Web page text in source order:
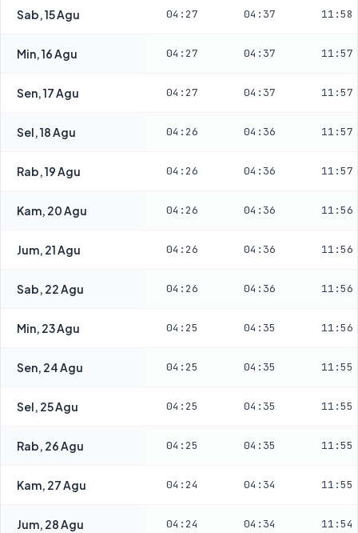
Sab, 15 Agu 04:27 04:37 11:58
Min, 16 Agu 04:27 04:37 11:57
Sen, 17 Agu 04:27 04:37 11:57
Sel, 18 Agu 04:26 04:36 11:57
Rab, 19 Agu 04:26 04:36 11:57
Kam, 20 Agu 04:26 04:36 11:56
Jum, 21 Agu 04:26 04:36 11:56
Sab, 22 Agu 04:26 04:36 11:56
Min, 23 Agu 04:25 04:35 11:56
Sen, 24 Agu 04:25 04:35 11:55
Sel, 25 Agu 04:25 04:35 11:55
Rab, 26 Agu 04:25 04:35 11:55
Kam, 27 Agu 04:24 04:34 11:55
Jum, 28 Agu 04:24 04:34 11:54